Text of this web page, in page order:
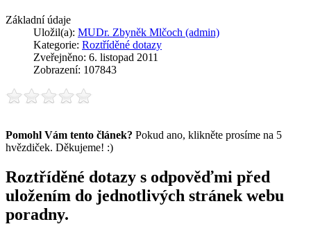
Základní údaje
Uložil(a): MUDr. Zbyněk Mlčoch (admin)
Kategorie: Roztříděné dotazy
Zveřejněno: 6. listopad 2011
Zobrazení: 107843
Pomohl Vám tento článek? Pokud ano, klikněte prosíme na 5
hvězdiček. Děkujeme! :)
Roztříděné dotazy s odpověďmi před
uložením do jednotlivých stránek webu
poradny.